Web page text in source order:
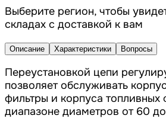
Выберите регион, чтобы
складах с доставкой к вам
Описание Характеристики Вопросы
Переустановкой цепи
позволяет обслуживать
фильтры и корпуса топливных
диапазоне диаметров от 60